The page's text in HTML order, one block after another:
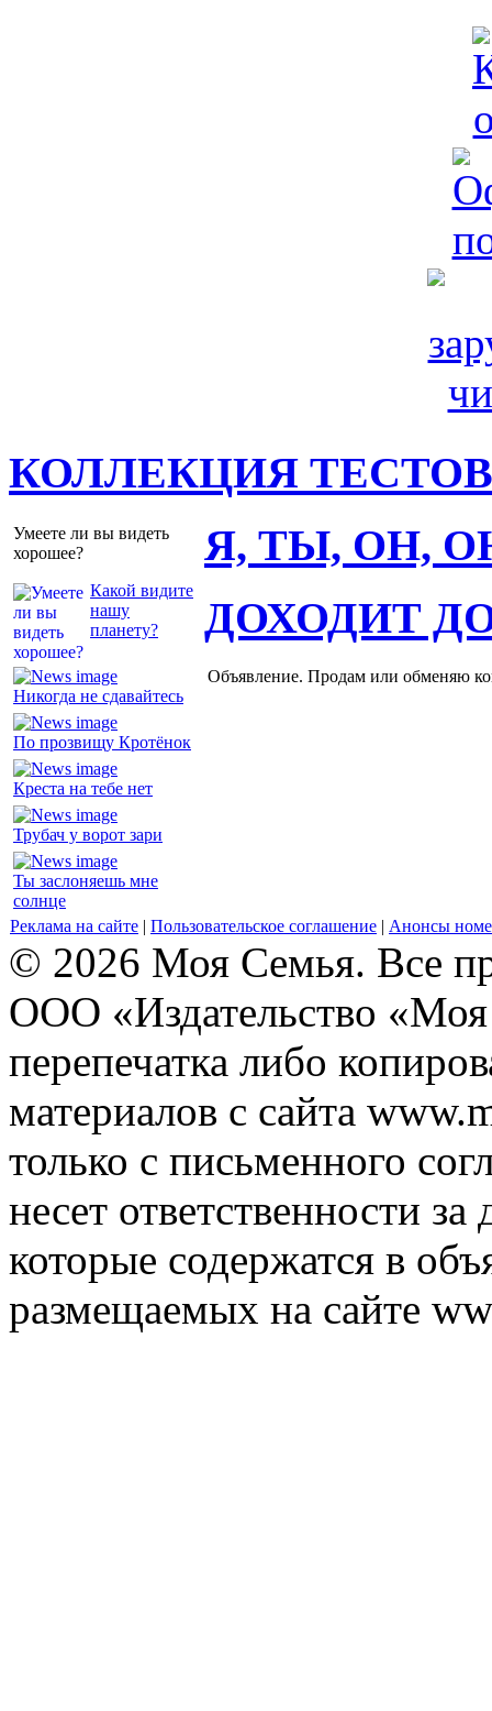
КОЛЛЕКЦИЯ ТЕСТОВ
Умеете ли вы видеть
хорошее?
Какой видите
нашу
планету?
Я, ТЫ, ОН,
Никогда не сдавайтесь
По прозвищу Кротёнок
Креста на тебе нет
Трубач у ворот зари
Ты заслоняешь мне
солнце
ДОХОДИТ
Объявление. Продам или обменяю
Реклама на сайте | Пользовательское соглашение | Анонсы
© 2026 Моя Семья. Все
ООО «Издательство
перепечатка либо
материалов с сайта
только с письменного
несет ответственности
которые содержатся в
размещаемых на сайте